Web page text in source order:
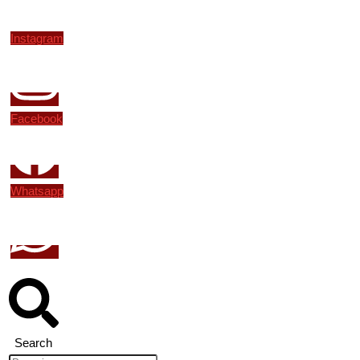
Instagram
Facebook
Whatsapp
Search